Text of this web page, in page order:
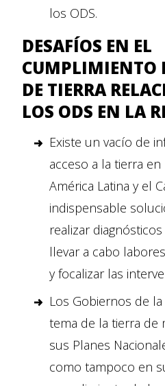
los ODS.
DESAFÍOS EN EL
CUMPLIMIENTO
DE TIERRA
LOS ODS EN LA
Existe un vacío de
acceso a la tierra
América Latina y el
indispensable
realizar
llevar a cabo
y focalizar las
Los Gobiernos de
tema de la tierra de
sus Planes
como tampoco en